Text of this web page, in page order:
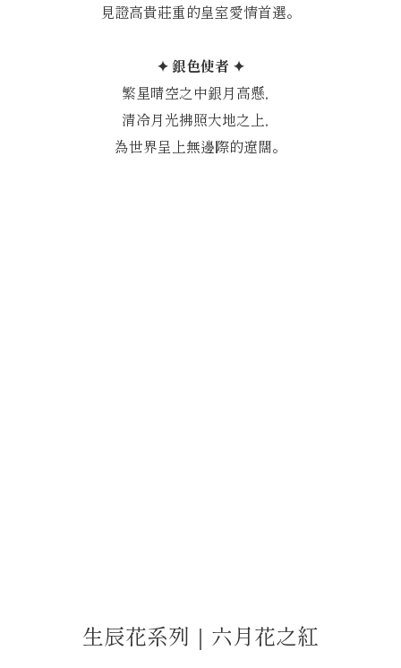
見證高貴莊重的皇室愛情首選。
✦ 銀色使者 ✦
繁星晴空之中銀月高懸，
清冷月光拂照大地之上，
為世界呈上無邊際的遼闊。
生辰花系列｜六月花之紅